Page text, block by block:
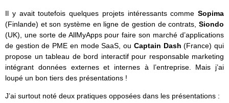
Il y avait toutefois quelques projets intéressants comme Sopima
(Finlande) et son système en ligne de gestion de contrats, Siondo
(UK), une sorte de AllMyApps pour faire son marché d’applications
de gestion de PME en mode SaaS, ou Captain Dash (France) qui
propose un tableau de bord interactif pour responsable marketing
intégrant données externes et internes à l’entreprise. Mais j’ai
loupé un bon tiers des présentations !
J’ai surtout noté deux pratiques opposées dans les présentations :